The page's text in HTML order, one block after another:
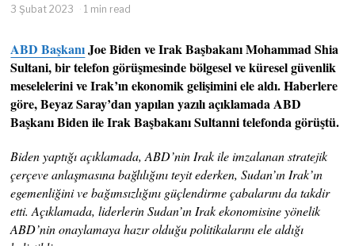
3 Şubat 2023 1 min read
ABD BaşkanıJoe Biden ve Irak Başbakanı Mohammad Shia
Sultani, bir telefon görüşmesinde bölgesel ve küresel güvenlik
meselelerini ve Irak’ın ekonomik gelişimini ele aldı. Haberlere
göre, Beyaz Saray’dan yapılan yazılı açıklamada ABD
Başkanı Biden ile Irak Başbakanı Sultanni telefonda görüştü.
Biden yaptığı açıklamada, ABD’nin Irak ile imzalanan stratejik
çerçeve anlaşmasına bağlılığını teyit ederken, Sudan’ın Irak’ın
egemenliğini ve bağımsızlığını güçlendirme çabalarını da takdir
etti. Açıklamada, liderlerin Sudan’ın Irak ekonomisine yönelik
ABD’nin onaylamaya hazır olduğu politikalarını ele aldığı